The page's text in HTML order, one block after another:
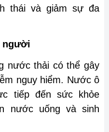
thái và giảm sự đa
người
nước thải có thể gây
nguy hiểm. Nước ô
tiếp đến sức khỏe
nước uống và sinh